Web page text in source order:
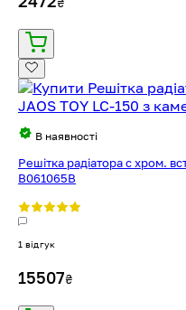
В наявності
Решітка радіатора с хром.
B061065B
1 відгук
15507₴